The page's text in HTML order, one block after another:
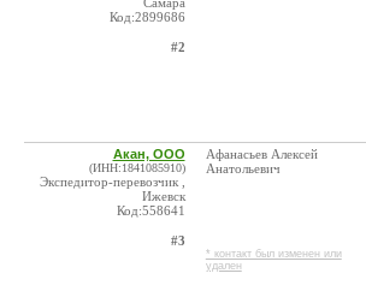
Код:2899686
#2
Акан, ООО
(ИНН:1841085910)
Экспедитор-перевозчик ,
Ижевск
Код:558641
#3
Афанасьев Алексей
Анатольевич
* контакт был изменен или
удален